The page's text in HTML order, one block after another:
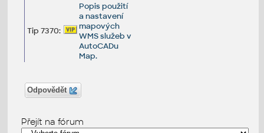
Tip 7370:
Popis použití
a nastavení
mapových
WMS služeb v
AutoCADu
Map.
Odpovědět
Přejít na fórum